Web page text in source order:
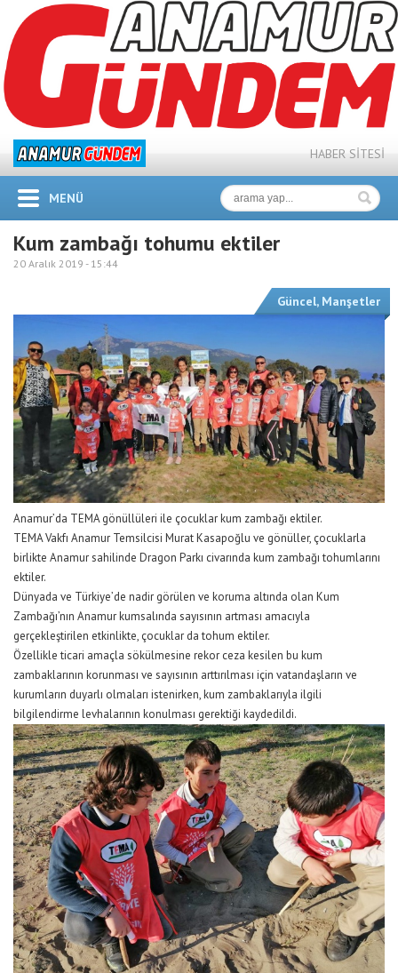
HABER SİTESİ
MENÜ
Kum zambağı tohumu ektiler
20 Aralık 2019 - 15:44
Güncel, Manşetler
Anamur’da TEMA gönüllüleri ile çocuklar kum zambağı ektiler.
TEMA Vakfı Anamur Temsilcisi Murat Kasapoğlu ve gönüller, çocuklarla
birlikte Anamur sahilinde Dragon Parkı civarında kum zambağı tohumlarını
ektiler.
Dünyada ve Türkiye’de nadir görülen ve koruma altında olan Kum
Zambağı’nın Anamur kumsalında sayısının artması amacıyla
gerçekleştirilen etkinlikte, çocuklar da tohum ektiler.
Özellikle ticari amaçla sökülmesine rekor ceza kesilen bu kum
zambaklarının korunması ve sayısının arttırılması için vatandaşların ve
kurumların duyarlı olmaları istenirken, kum zambaklarıyla ilgili
bilgilendirme levhalarının konulması gerektiği kaydedildi.